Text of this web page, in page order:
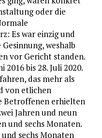
oder die
Es war einzig und
weshalb
vor Gericht standen.
2016 bis 28. Juli 2020.
das mehr als
von etlichen
Betroffenen erhielten
Jahren und neun
und sechs Monaten.
sechs Monaten